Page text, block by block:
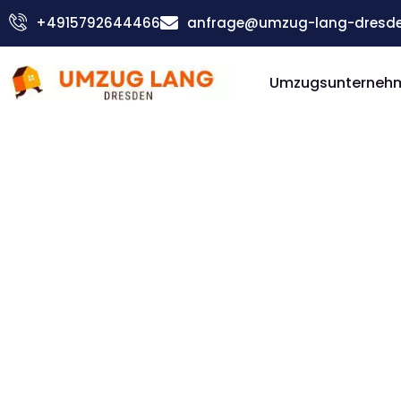
Zum
Inhalt
+4915792644466 anfrage@umzug-lang-